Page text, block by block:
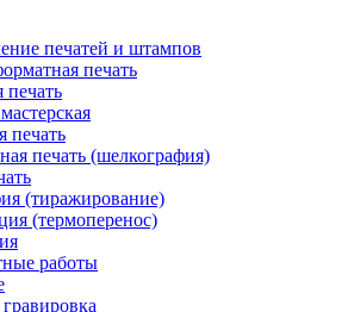
печатей и штампов
печать
печать
печать
печать (шелкография)
(тиражирование)
(термоперенос)
работы